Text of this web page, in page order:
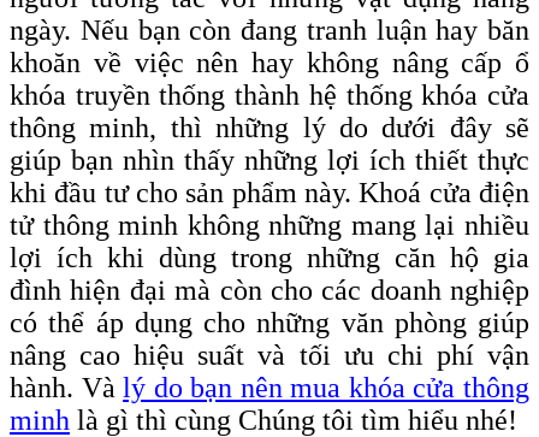
ngày. Nếu bạn còn đang tranh luận hay băn
khoăn về việc nên hay không nâng cấp ổ
khóa truyền thống thành hệ thống khóa cửa
thông minh, thì những lý do dưới đây sẽ
giúp bạn nhìn thấy những lợi ích thiết thực
khi đầu tư cho sản phẩm này. Khoá cửa điện
tử thông minh không những mang lại nhiều
lợi ích khi dùng trong những căn hộ gia
đình hiện đại mà còn cho các doanh nghiệp
có thể áp dụng cho những văn phòng giúp
nâng cao hiệu suất và tối ưu chi phí vận
hành. Vàlý do bạn nên mua khóa cửa thông
minh là gì thì cùng Chúng tôi tìm hiểu nhé!